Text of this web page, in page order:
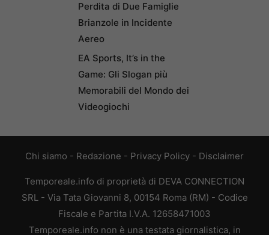
Perdita di Due Famiglie
Brianzole in Incidente
Aereo
EA Sports, It’s in the
Game: Gli Slogan più
Memorabili del Mondo dei
Videogiochi
Chi siamo - Redazione - Privacy Policy - Disclaimer
Temporeale.info di proprietà di DEVA CONNECTION
SRL - Via Tata Giovanni 8, 00154 Roma (RM) - Codice
Fiscale e Partita I.V.A. 12658471003
Temporeale.info non è una testata giornalistica, in